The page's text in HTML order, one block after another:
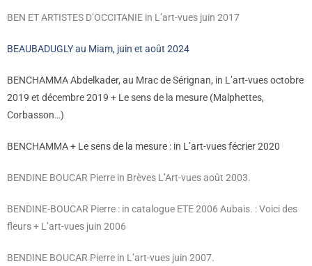
BEN ET ARTISTES D’OCCITANIE in L’art-vues juin 2017
BEAUBADUGLY au Miam, juin et août 2024
BENCHAMMA Abdelkader, au Mrac de Sérignan, in L’art-vues octobre
2019 et décembre 2019 + Le sens de la mesure (Malphettes,
Corbasson…)
BENCHAMMA + Le sens de la mesure : in L’art-vues fécrier 2020
BENDINE BOUCAR Pierre in Brèves L’Art-vues août 2003.
BENDINE-BOUCAR Pierre : in catalogue ETE 2006 Aubais. : Voici des
fleurs + L’art-vues juin 2006
BENDINE BOUCAR Pierre in L’art-vues juin 2007.